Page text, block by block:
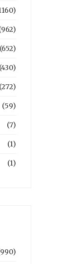
(652)
(430)
(272)
(59)
(7)
(1)
(1)